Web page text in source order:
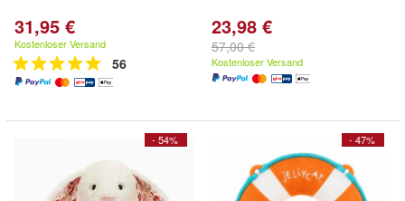
31,95 €
Kostenloser Versand
56
23,98 €
57,00 €
Kostenloser Versand
- 54% - 47%